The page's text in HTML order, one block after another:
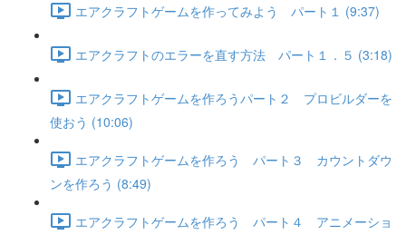
エアクラフトゲームを作ってみよう パート１ (9:37)
エアクラフトのエラーを直す方法 パート１．５ (3:18)
エアクラフトゲームを作ろうパート２ プロビルダーを
使おう (10:06)
エアクラフトゲームを作ろう パート３ カウントダウ
ンを作ろう (8:49)
エアクラフトゲームを作ろう パート４ アニメーショ